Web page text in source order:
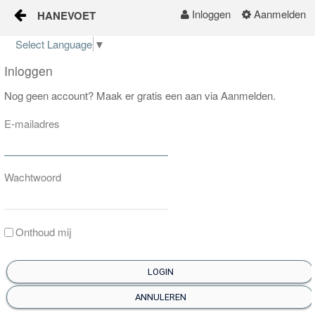
Naar content
Inloggen Aanmelden
HANEVOET
Inloggen
Nog geen account? Maak er gratis een aan via Aanmelden.
E-mailadres
Wachtwoord
Onthoud mij
LOGIN
ANNULEREN
Select Language ▼